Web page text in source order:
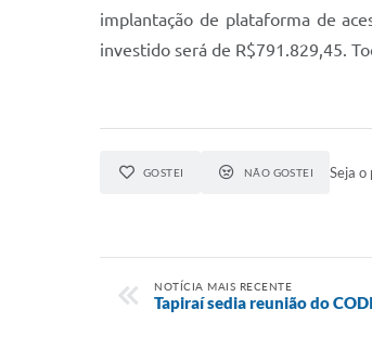
implantação de plataforma de
investido será de R$791.829,45.
GOSTEI NÃO GOSTEI Seja
NOTÍCIA MAIS RECENTE
Tapiraí sedia reunião do